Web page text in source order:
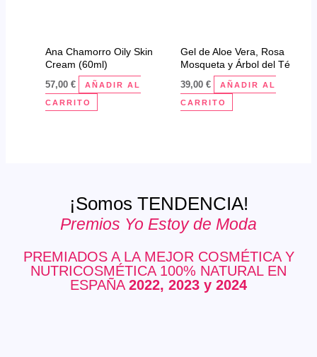
Ana Chamorro Oily Skin
Cream (60ml)
57,00 € AÑADIR AL
CARRITO
Gel de Aloe Vera, Rosa
Mosqueta y Árbol del Té
39,00 € AÑADIR AL
CARRITO
¡Somos TENDENCIA!
Premios Yo Estoy de Moda
PREMIADOS A LA MEJOR COSMÉTICA Y
NUTRICOSMÉTICA 100% NATURAL EN
ESPAÑA 2022, 2023 y 2024